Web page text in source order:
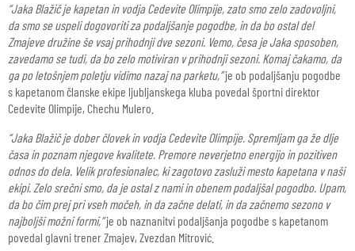
“Jaka Blažič je kapetan in vodja Cedevite Olimpije, zato smo zelo zadovoljni,
da smo se uspeli dogovoriti za podaljšanje pogodbe, in da bo ostal del
Zmajeve družine še vsaj prihodnji dve sezoni. Vemo, česa je Jaka sposoben,
zavedamo se tudi, da bo zelo motiviran v prihodnji sezoni. Komaj čakamo, da
ga po letošnjem poletju vidimo nazaj na parketu,”je ob podaljšanju pogodbe
s kapetanom članske ekipe ljubljanskega kluba povedal športni direktor
Cedevite Olimpije, Chechu Mulero.
“Jaka Blažič je dober človek in vodja Cedevite Olimpije. Spremljam ga že dlje
časa in poznam njegove kvalitete. Premore neverjetno energijo in pozitiven
odnos do dela. Velik profesionalec, ki zagotovo zasluži mesto kapetana v naši
ekipi. Zelo srečni smo, da je ostal z nami in obenem podaljšal pogodbo. Upam,
da bo čim prej pri vseh močeh, in da začne delati, in da začnemo sezono v
najboljši možni formi,”je ob naznanitvi podaljšanja pogodbe s kapetanom
povedal glavni trener Zmajev, Zvezdan Mitrović.